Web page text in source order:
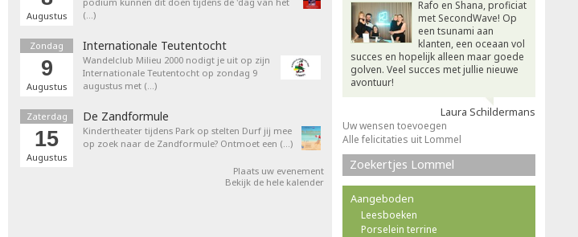
Augustus
(…)
Zondag
9
Augustus
Internationale Teutentocht
Wandelclub Milieu 2000 nodigt je uit op zijn
Internationale Teutentocht op zondag 9
augustus met (…)
Zaterdag
15
Augustus
De Zandformule
Kindertheater tijdens Park op stelten Durf jij mee
op zoek naar de Zandformule? Ontmoet een (…)
Plaats uw evenement
Bekijk de hele kalender
Rafo en Shana, proficiat
met SecondWave! Op
een tsunami aan
klanten, een oceaan vol
succes en hopelijk alleen maar goede
golven. Veel succes met jullie nieuwe
avontuur!
Laura Schildermans
Uw wensen toevoegen
Alle felicitaties uit Lommel
Zoekertjes Lommel
Aangeboden
Leesboeken
Porselein terrine